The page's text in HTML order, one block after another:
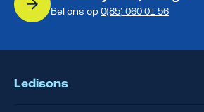
Bel ons op 0(85) 060 01 56
Ledisons